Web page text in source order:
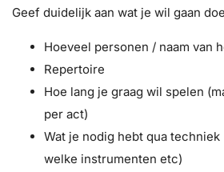
Geef duidelijk aan wat je wil gaan
Hoeveel personen / naam van
Repertoire
Hoe lang je graag wil spelen
per act)
Wat je nodig hebt qua
welke instrumenten etc)